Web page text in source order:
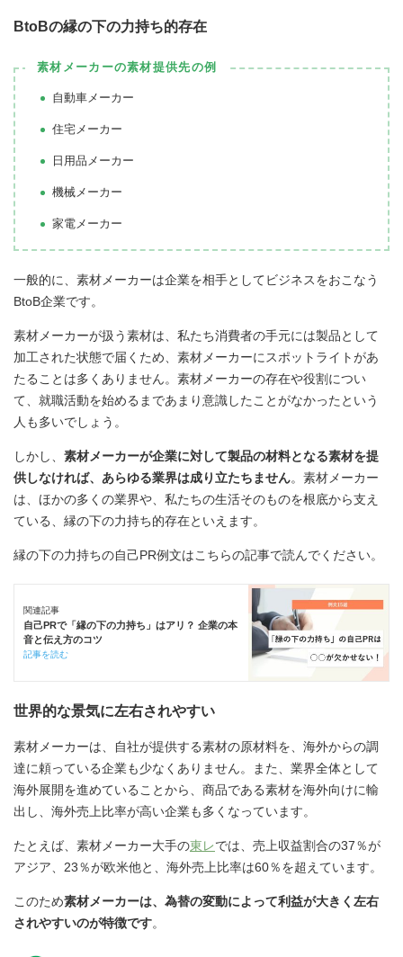
BtoBの縁の下の力持ち的存在
素材メーカーの素材提供先の例
自動車メーカー
住宅メーカー
日用品メーカー
機械メーカー
家電メーカー
一般的に、素材メーカーは企業を相手としてビジネスをおこなう
BtoB企業です。
素材メーカーが扱う素材は、私たち消費者の手元には製品として
加工された状態で届くため、素材メーカーにスポットライトがあ
たることは多くありません。素材メーカーの存在や役割につい
て、就職活動を始めるまであまり意識したことがなかったという
人も多いでしょう。
しかし、 素材メーカーが企業に対して製品の材料となる素材を提
供しなければ、あらゆる業界は成り立たちません。素材メーカー
は、ほかの多くの業界や、私たちの生活そのものを根底から支え
ている、縁の下の力持ち的存在といえます。
縁の下の力持ちの自己PR例文はこちらの記事で読んでください。
関連記事
自己PRで「縁の下の力持ち」はアリ？ 企業の本
音と伝え方のコツ
記事を読む
世界的な景気に左右されやすい
素材メーカーは、自社が提供する素材の原材料を、海外からの調
達に頼っている企業も少なくありません。また、業界全体として
海外展開を進めていることから、商品である素材を海外向けに輸
出し、海外売上比率が高い企業も多くなっています。
たとえば、素材メーカー大手の東レでは、売上収益割合の37％が
アジア、23％が欧米他と、海外売上比率は60％を超えています。
このため素材メーカーは、為替の変動によって利益が大きく左右
されやすいのが特徴です。